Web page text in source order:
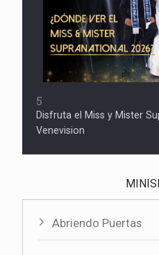
5
Disfruta el Miss y Mister
Venevision
Abriendo Puertas